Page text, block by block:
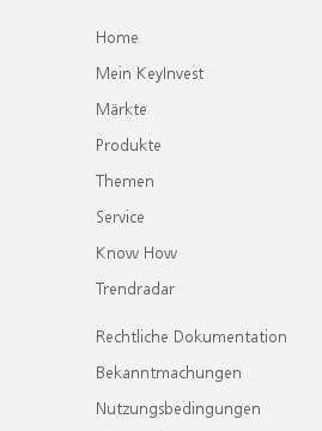
Home
Mein KeyInvest
Märkte
Produkte
Themen
Service
Know How
Trendradar
Rechtliche Dokumentation
Bekanntmachungen
Nutzungsbedingungen